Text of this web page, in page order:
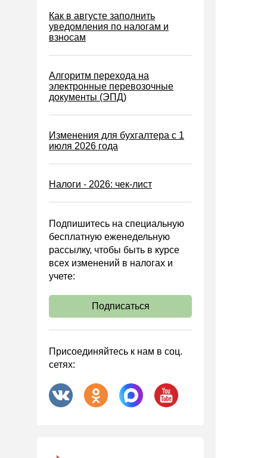
Возврат и зачет налогов
Налоговые проверки
Статистика
Самозанятые
Банк
Онлайн-кассы ККТ ККМ
деятельности (АХД)
Охрана труда и аттестация
Охрана труда
Валютные операции
Налоговая система РФ
Налоговое планирование
Договоры
АО
Как в августе заполнить
уведомления по налогам и
взносам
Алгоритм перехода на
электронные перевозочные
документы (ЭПД)
Изменения для бухгалтера с 1
июля 2026 года
Налоги - 2026: чек-лист
Подпишитесь на специальную
бесплатную еженедельную
рассылку, чтобы быть в курсе
всех изменений в налогах и
учете:
Подписаться
Присоединяйтесь к нам в соц.
сетях: